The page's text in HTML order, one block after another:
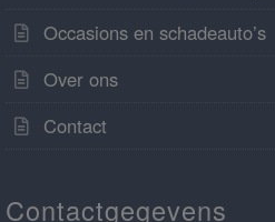
Occasions en schadeauto’s
Over ons
Contact
Contactgegevens